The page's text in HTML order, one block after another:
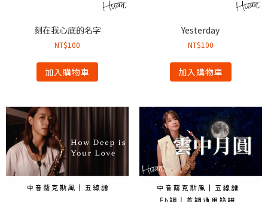
刻在我心底的名字
NT$100
加入購物車
Yesterday
NT$100
加入購物車